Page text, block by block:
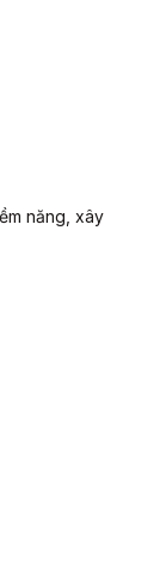
năng, xây